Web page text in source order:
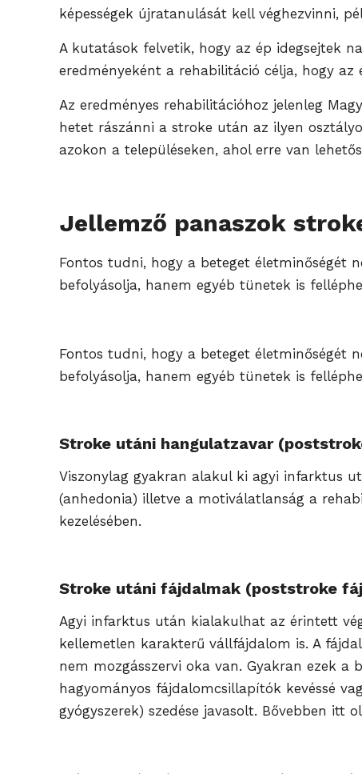
képességek újratanulását kell véghezvinni,
A kutatások felvetik, hogy az ép idegsejtek
eredményeként a rehabilitáció célja, hogy
Az eredményes rehabilitációhoz jelenleg
hetet rászánni a stroke után az ilyen
azokon a településeken, ahol erre van
Jellemző panaszok
Fontos tudni, hogy a beteget életminőségét
befolyásolja, hanem egyéb tünetek is
Fontos tudni, hogy a beteget életminőségét
befolyásolja, hanem egyéb tünetek is
Stroke utáni hangulatzavar
Viszonylag gyakran alakul ki agyi infarktus
(anhedonia) illetve a motiválatlanság a
kezelésében.
Stroke utáni fájdalmak (poststroke
Agyi infarktus után kialakulhat az érintett
kellemetlen karakterű vállfájdalom is. A
nem mozgásszervi oka van. Gyakran ezek
hagyományos fájdalomcsillapítók kevéssé
gyógyszerek) szedése javasolt. Bővebben